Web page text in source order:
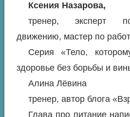
Ксения Назарова,
тренер, эксперт
движению, мастер по
Серия «Тело,
здоровье без борьбы и
Алина Лёвина
тренер, автор блога
Глава про питание